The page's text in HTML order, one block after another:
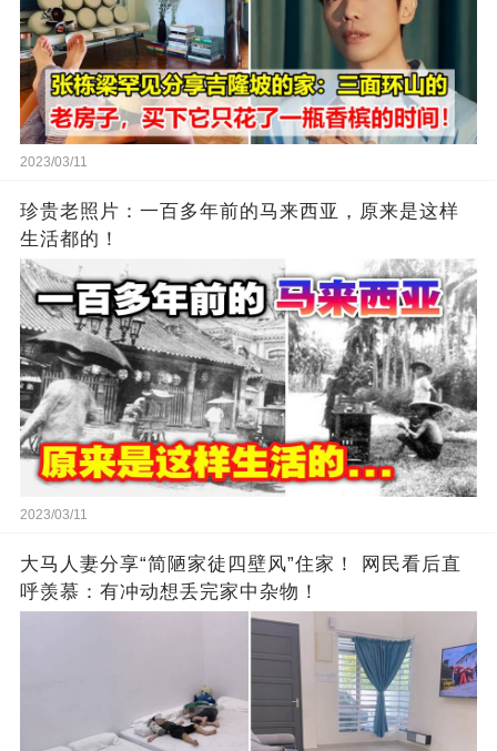
2023/03/11
珍贵老照片：一百多年前的马来西亚，原来是这样
生活都的！
2023/03/11
大马人妻分享“简陋家徒四壁风”住家！ 网民看后直
呼羡慕：有冲动想丢完家中杂物！